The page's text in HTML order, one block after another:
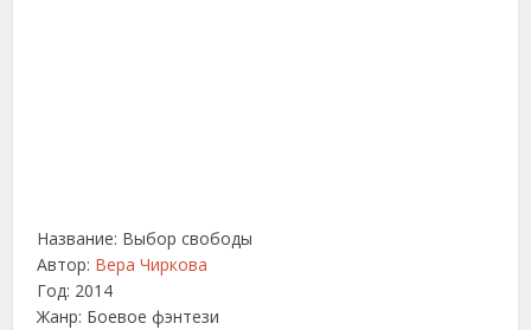
Название: Выбор свободы
Автор: Вера Чиркова
Год: 2014
Жанр: Боевое фэнтези